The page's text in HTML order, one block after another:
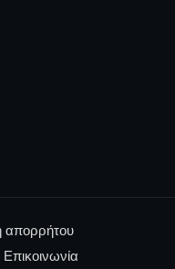
απορρήτου
Επικοινωνία